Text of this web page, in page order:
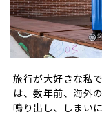
旅行が大好きな私
は、数年前、海外
鳴り出し、しまい